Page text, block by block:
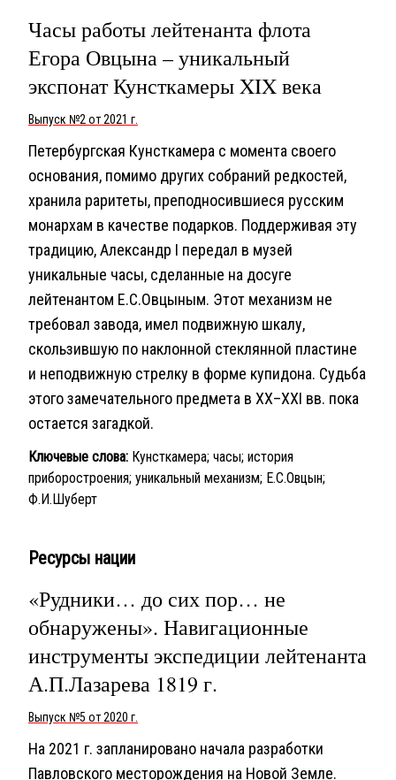
Часы работы лейтенанта флота
Егора Овцына – уникальный
экспонат Кунсткамеры XIX века
Выпуск №2 от 2021 г.
Петербургская Кунсткамера с момента своего
основания, помимо других собраний редкостей,
хранила раритеты, преподносившиеся русским
монархам в качестве подарков. Поддерживая эту
традицию, Александр I передал в музей
уникальные часы, сделанные на досуге
лейтенантом Е.С.Овцыным. Этот механизм не
требовал завода, имел подвижную шкалу,
скользившую по наклонной стеклянной пластине
и неподвижную стрелку в форме купидона. Судьба
этого замечательного предмета в XX–XXI вв. пока
остается загадкой.
Ключевые слова: Кунсткамера; часы; история
приборостроения; уникальный механизм; Е.C.Овцын;
Ф.И.Шуберт
Ресурсы нации
«Рудники… до сих пор… не
обнаружены». Навигационные
инструменты экспедиции лейтенанта
А.П.Лазарева 1819 г.
Выпуск №5 от 2020 г.
На 2021 г. запланировано начала разработки
Павловского месторождения на Новой Земле.